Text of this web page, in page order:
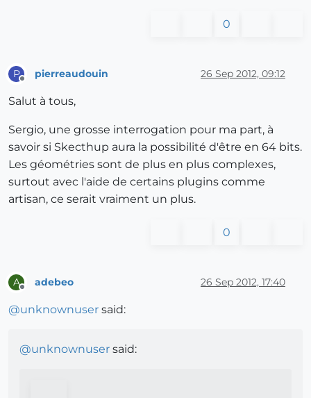
0
P pierreaudouin 26 Sep 2012, 09:12
Salut à tous,
Sergio, une grosse interrogation pour ma part, à
savoir si Skecthup aura la possibilité d'être en 64 bits.
Les géométries sont de plus en plus complexes,
surtout avec l'aide de certains plugins comme
artisan, ce serait vraiment un plus.
0
A adebeo 26 Sep 2012, 17:40
@unknownuser said:
@unknownuser said: